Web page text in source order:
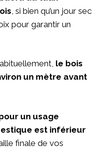
, si bien qu’un jour sec
pour garantir un
le bois
un mètre avant
un usage
est inférieur
finale de vos